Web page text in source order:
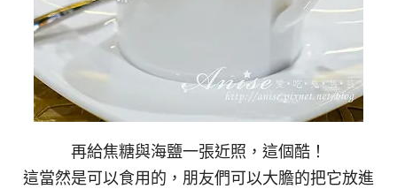
再給焦糖與海鹽一張近照，這個酷！
這當然是可以食用的，朋友們可以大膽的把它放進